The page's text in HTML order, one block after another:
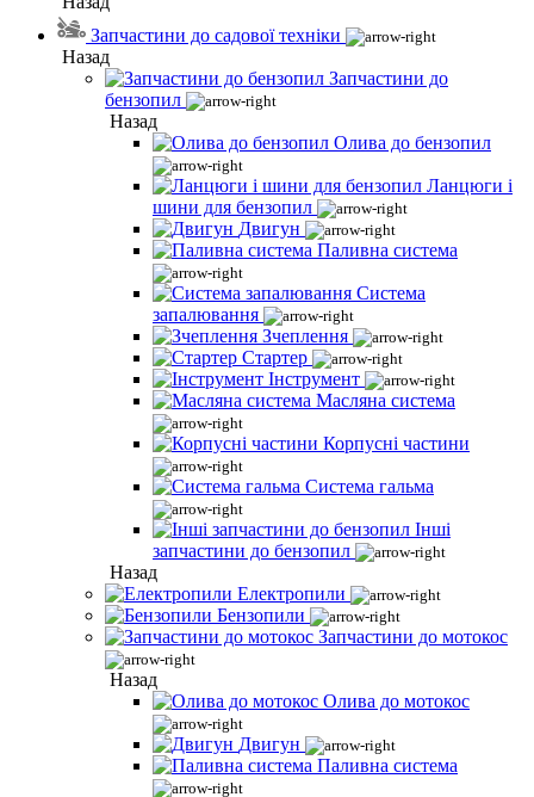
Запчастини до садової техніки
Назад
Запчастини до
бензопил
Назад
Олива до бензопил
Ланцюги і
шини для бензопил
Двигун
Паливна система
Система
запалювання
Зчеплення
Стартер
Інструмент
Масляна система
Корпусні частини
Система гальма
Інші
запчастини до бензопил
Назад
Електропили
Бензопили
Запчастини до мотокос
Назад
Олива до мотокос
Двигун
Паливна система